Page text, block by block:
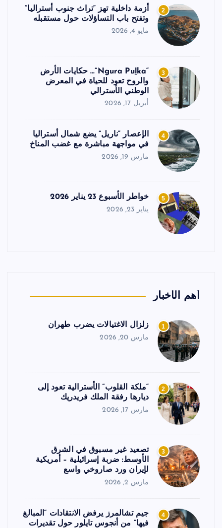
2
أزمة داخلية تهز “تراث جنوب أستراليا”
وتفتح باب التساؤلات حول مستقبله
مايو 4, 2026
3
“Ngura Puḻka”… حكايات الأرض
والروح تعود للحياة في المعرض
الوطني الأسترالي
أبريل 17, 2026
4
الإعصار “ناريل” يضع شمال أستراليا
في مواجهة مباشرة مع غضب المناخ
مارس 19, 2026
5 خواطر الأسبوع 23 يناير 2026
يناير 23, 2026
أهم الأخبار
1 زلزال الاغتيالات يضرب طهران
مارس 20, 2026
2
“ملكة القلوب” الأسترالية تعود إلى
ديارها رفقة الملك فريدريك
مارس 17, 2026
3
تصعيد غير مسبوق في الشرق
الأوسط: ضربة إسرائيلية – أمريكية
لإيران ورد صاروخي واسع
مارس 2, 2026
4
جيم تشالمرز يرفض الانتقادات “المبالغ
فيها” من أنجوس تايلور حول تقديرات